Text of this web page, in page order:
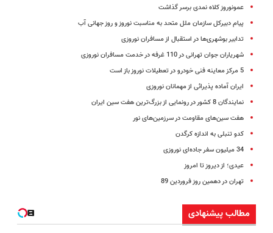
عمونوروز کلاه نمدی بر‌سر گذاشت
پیام دبیرکل سازمان ملل متحد به مناسبت نوروز و روز جهانی آب
تدابیر بوشهری‌ها در استقبال از مسافران نوروزی
شهریاران جوان تهرانی در 110 غرفه در خدمت مسافران نوروزی
5 مرکز معاینه فنی خودرو در تعطیلات نوروز باز است
ایران آماده پذیرائی از مهمانان نوروزی
نمایندگان 8 کشور در رونمایی از بزرگ‌ترین هفت سین ایران
هفت سین‌های مقاومت در سرزمین‌های نور
کدو تنبلی به اندازه کرگدن
34 میلیون سفر جاده‌ای نوروزی
عیدی؛ از دیروز تا امروز
تهران در دهمین روز فروردین 89
مطالب پیشنهادی